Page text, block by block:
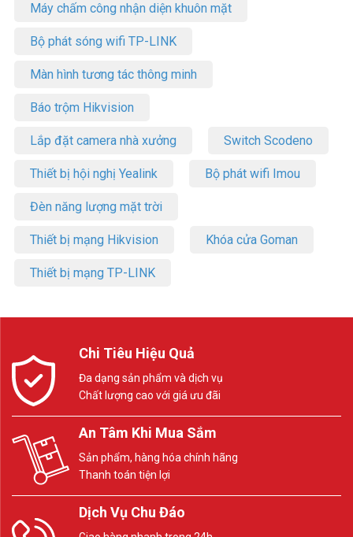
Máy chấm công nhận diện khuôn mặt
Bộ phát sóng wifi TP-LINK
Màn hình tương tác thông minh
Báo trộm Hikvision
Lắp đặt camera nhà xưởng Switch Scodeno
Thiết bị hội nghị Yealink Bộ phát wifi Imou
Đèn năng lượng mặt trời
Thiết bị mạng Hikvision Khóa cửa Goman
Thiết bị mạng TP-LINK
Chi Tiêu Hiệu Quả
Đa dạng sản phẩm và dịch vụ
Chất lượng cao với giá ưu đãi
An Tâm Khi Mua Sắm
Sản phẩm, hàng hóa chính hãng
Thanh toán tiện lợi
Dịch Vụ Chu Đáo